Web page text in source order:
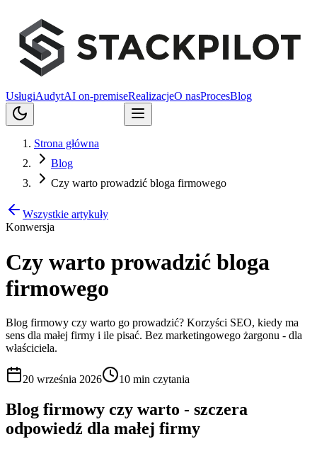
UsługiAudytAI on-premiseRealizacjeO nasProcesBlog
Strona główna
Blog
Czy warto prowadzić bloga firmowego
Wszystkie artykuły
Konwersja
Czy warto prowadzić bloga
firmowego
Blog firmowy czy warto go prowadzić? Korzyści SEO, kiedy ma
sens dla małej firmy i ile pisać. Bez marketingowego żargonu - dla
właściciela.
20 września 2026 10 min czytania
Blog firmowy czy warto - szczera
odpowiedź dla małej firmy